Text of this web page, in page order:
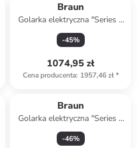
Braun
Golarka elektryczna "Series 8
8663cc” w kolorze czarnym
-45%
1074,95 zł
Cena producenta: 1957,46 zł*
Braun
Golarka elektryczna "Series 7
72-G7200cc” w kolorze
czarnym
-46%